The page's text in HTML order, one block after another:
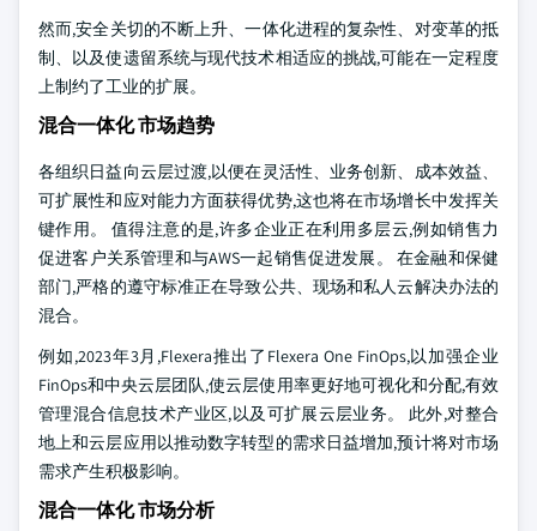
然而,安全关切的不断上升、一体化进程的复杂性、对变革的抵
制、以及使遗留系统与现代技术相适应的挑战,可能在一定程度
上制约了工业的扩展。
混合一体化 市场趋势
各组织日益向云层过渡,以便在灵活性、业务创新、成本效益、
可扩展性和应对能力方面获得优势,这也将在市场增长中发挥关
键作用。 值得注意的是,许多企业正在利用多层云,例如销售力
促进客户关系管理和与AWS一起销售促进发展。 在金融和保健
部门,严格的遵守标准正在导致公共、现场和私人云解决办法的
混合。
例如,2023年3月,Flexera推出了Flexera One FinOps,以加强企业
FinOps和中央云层团队,使云层使用率更好地可视化和分配,有效
管理混合信息技术产业区,以及可扩展云层业务。 此外,对整合
地上和云层应用以推动数字转型的需求日益增加,预计将对市场
需求产生积极影响。
混合一体化 市场分析